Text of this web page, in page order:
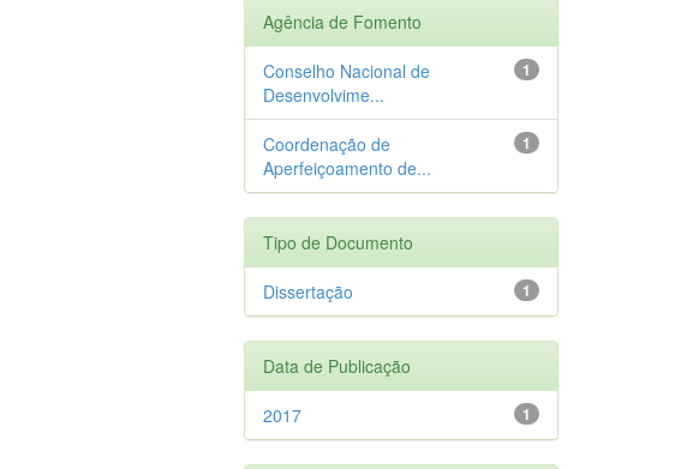
Agência de Fomento
1
Conselho Nacional de
Desenvolvime...
1
Coordenação de
Aperfeiçoamento de...
Tipo de Documento
1
Dissertação
Data de Publicação
1
2017